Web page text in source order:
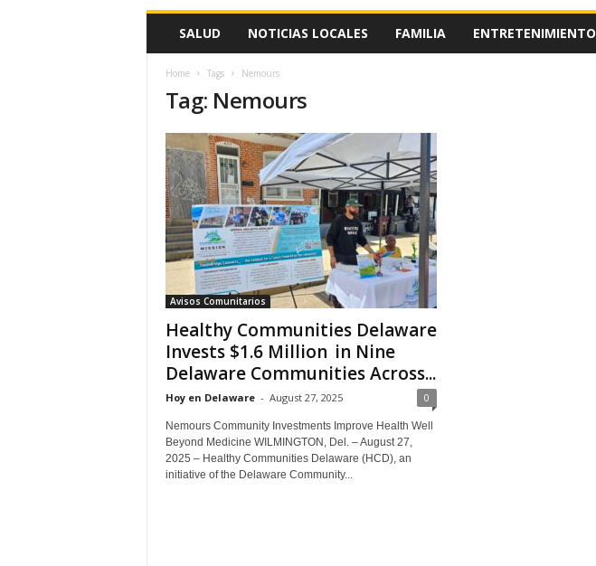
SALUD NOTICIAS LOCALES FAMILIA ENTRETENIMIENTO
Home Tags Nemours
Tag: Nemours
Avisos Comunitarios
Healthy Communities Delaware
Invests $1.6 Million in Nine
Delaware Communities Across...
Hoy en Delaware - August 27, 2025 0
Nemours Community Investments Improve Health Well
Beyond Medicine WILMINGTON, Del. – August 27,
2025 – Healthy Communities Delaware (HCD), an
initiative of the Delaware Community...